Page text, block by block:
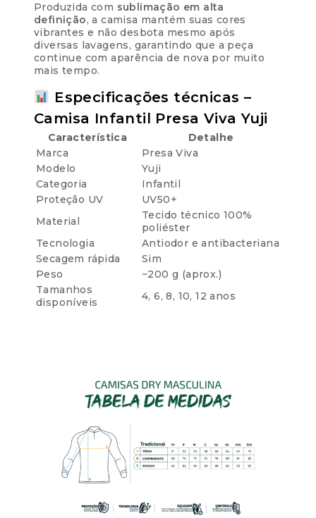
Produzida com sublimação em alta
definição, a camisa mantém suas cores
vibrantes e não desbota mesmo após
diversas lavagens, garantindo que a peça
continue com aparência de nova por muito
mais tempo.
Especificações técnicas –
Camisa Infantil Presa Viva Yuji
Característica
Detalhe
Marca
Presa Viva
Modelo
Yuji
Categoria
Infantil
Proteção UV
UV50+
Material
Tecido técnico 100%
poliéster
Tecnologia
Antiodor e antibacteriana
Secagem rápida
Sim
Peso
~200 g (aprox.)
Tamanhos
disponíveis
4, 6, 8, 10, 12 anos